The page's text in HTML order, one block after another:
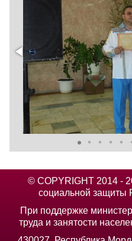
© COPYRIGHT 2014 -
социальной защиты
При поддержке
труда и занятости